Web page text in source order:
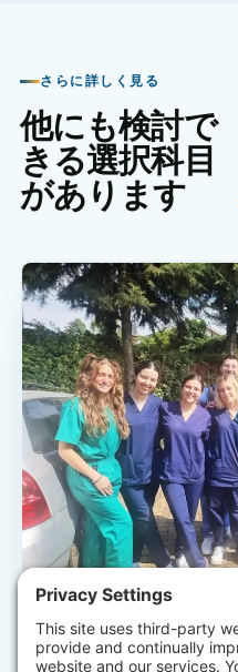
さらに詳しく見る
他にも検討で
きる選択科目
があります
ケニア
ケニアでの医学実習